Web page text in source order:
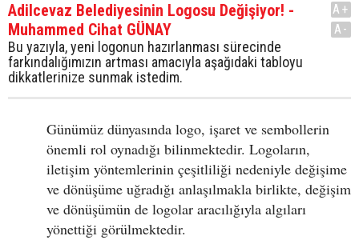
Adilcevaz Belediyesinin Logosu Değişiyor! -
Muhammed Cihat GÜNAY
Bu yazıyla, yeni logonun hazırlanması sürecinde
farkındalığımızın artması amacıyla aşağıdaki tabloyu
dikkatlerinize sunmak istedim.
A+
A-
Günümüz dünyasında logo, işaret ve sembollerin
önemli rol oynadığı bilinmektedir. Logoların,
iletişim yöntemlerinin çeşitliliği nedeniyle değişime
ve dönüşüme uğradığı anlaşılmakla birlikte, değişim
ve dönüşümün de logolar aracılığıyla algıları
yönettiği görülmektedir.